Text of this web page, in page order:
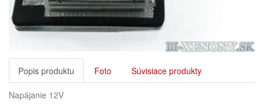
Popis produktu Foto Súvisiace produkty
Napájanie 12V